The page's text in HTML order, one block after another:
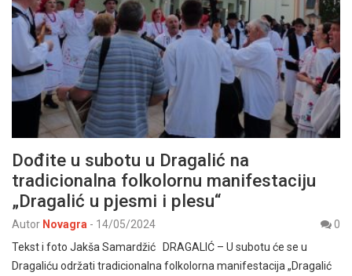
Dođite u subotu u Dragalić na
tradicionalna folkolornu manifestaciju
„Dragalić u pjesmi i plesu“
Autor Novagra - 14/05/2024
0
Tekst i foto Jakša Samardžić DRAGALIĆ – U subotu će se u
Dragaliću održati tradicionalna folkolorna manifestacija „Dragalić